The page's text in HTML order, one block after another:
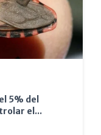
5% del
el...